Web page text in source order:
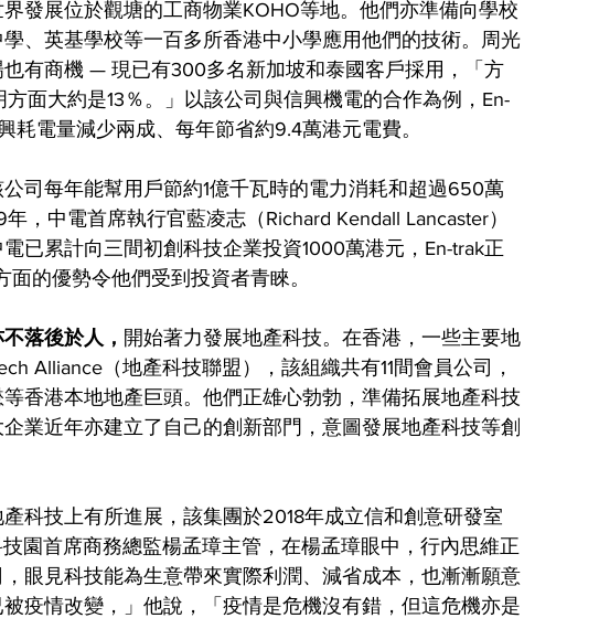
發展位於觀塘的工商物業KOHO等地。他們亦準備向學校
、英基學校等一百多所香港中小學應用他們的技術。周光
有商機 — 現已有300多名新加坡和泰國客戶採用，「方
面大約是13％。」以該公司與信興機電的合作為例，En-
耗電量減少兩成、每年節省約9.4萬港元電費。
司每年能幫用戶節約1億千瓦時的電力消耗和超過650萬
，中電首席執行官藍凌志（Richard Kendall Lancaster）
已累計向三間初創科技企業投資1000萬港元，En-trak正
的優勢令他們受到投資者青睞。
落後於人， 開始著力發展地產科技。在香港，一些主要地
Alliance（地產科技聯盟），該組織共有11間會員公司，
香港本地地產巨頭。他們正雄心勃勃，準備拓展地產科技
業近年亦建立了自己的創新部門，意圖發展地產科技等創
科技上有所進展，該集團於2018年成立信和創意研發室
技園首席商務總監楊孟璋主管，在楊孟璋眼中，行內思維正
眼見科技能為生意帶來實際利潤、減省成本，也漸漸願意
疫情改變，」他說，「疫情是危機沒有錯，但這危機亦是